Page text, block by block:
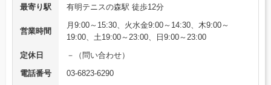
最寄り駅
有明テニスの森駅 徒歩12分
営業時間
月9:00～15:30、火水金9:00～14:30、木9:00～
19:00、土19:00～23:00、日9:00～23:00
定休日
－（問い合わせ）
電話番号
03-6823-6290